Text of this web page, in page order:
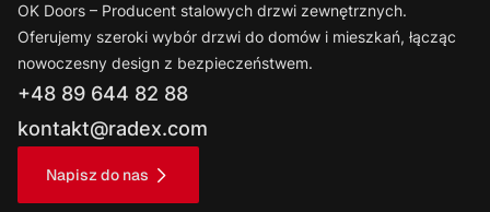
wielu ciekawych kolorach. Dla nowoczesnych domów
najchętniej wybierane są białe i antracytowe modele.
Jednak jeśli szukasz bardziej klasycznego rozwiązania, to
zdecyduj się na wersję z drewnopodobną okleiną.
OK Doors – Producent stalowych drzwi zewnętrznych.
Oferujemy szeroki wybór drzwi do domów i mieszkań, łącząc
nowoczesny design z bezpieczeństwem.
+48 89 644 82 88
kontakt@radex.com
Napisz do nas